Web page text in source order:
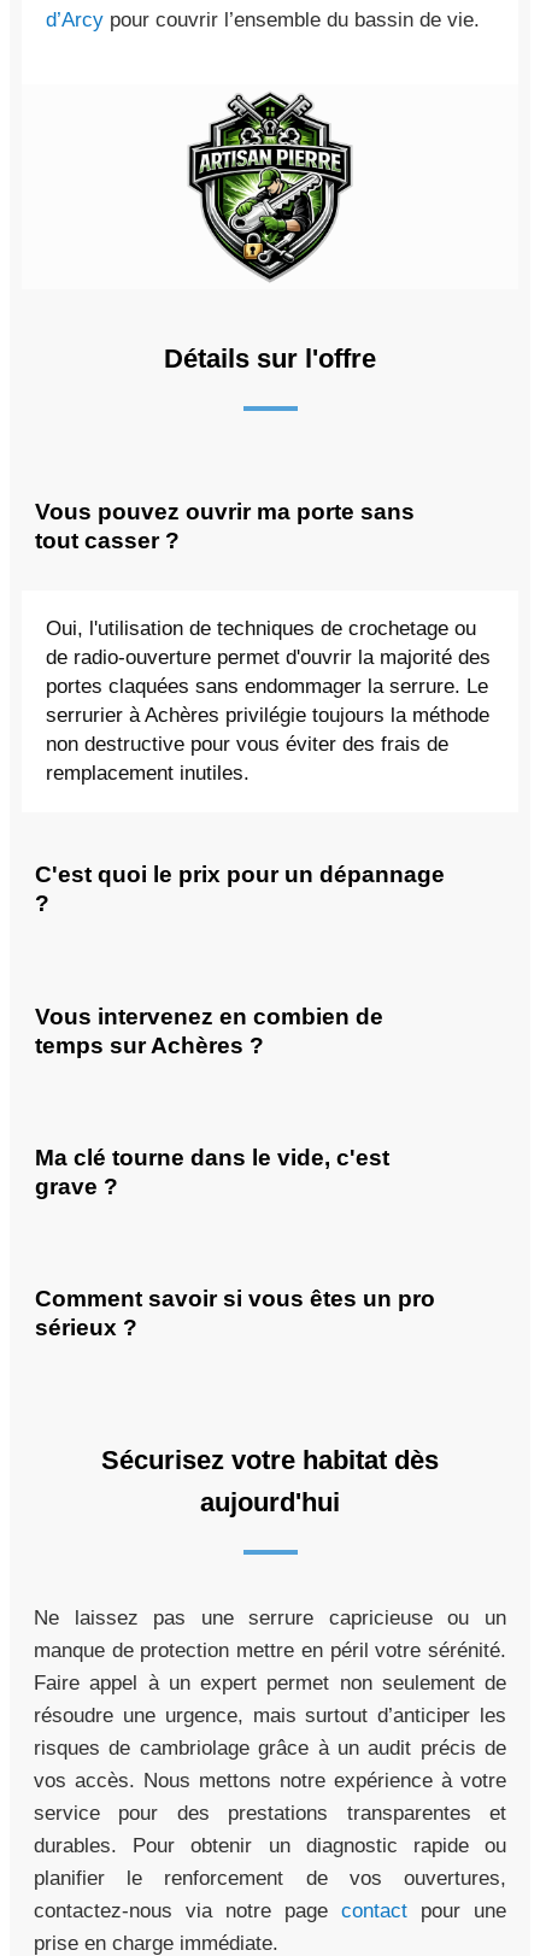
d’Arcy pour couvrir l’ensemble du bassin de vie.
Détails sur l'offre
Vous pouvez ouvrir ma porte sans
tout casser ?
Oui, l'utilisation de techniques de crochetage ou
de radio-ouverture permet d'ouvrir la majorité des
portes claquées sans endommager la serrure. Le
serrurier à Achères privilégie toujours la méthode
non destructive pour vous éviter des frais de
remplacement inutiles.
C'est quoi le prix pour un dépannage
?
Vous intervenez en combien de
temps sur Achères ?
Ma clé tourne dans le vide, c'est
grave ?
Comment savoir si vous êtes un pro
sérieux ?
Sécurisez votre habitat dès
aujourd'hui
Ne laissez pas une serrure capricieuse ou un
manque de protection mettre en péril votre sérénité.
Faire appel à un expert permet non seulement de
résoudre une urgence, mais surtout d’anticiper les
risques de cambriolage grâce à un audit précis de
vos accès. Nous mettons notre expérience à votre
service pour des prestations transparentes et
durables. Pour obtenir un diagnostic rapide ou
planifier le renforcement de vos ouvertures,
contactez-nous via notre page contact pour une
prise en charge immédiate.